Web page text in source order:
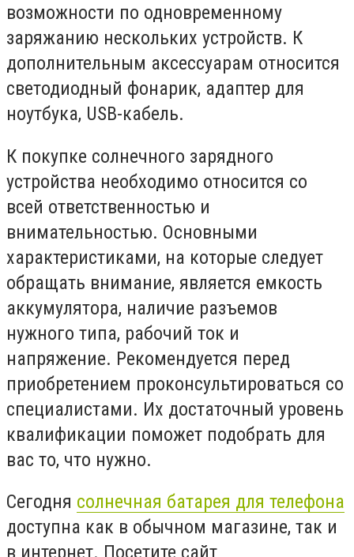
возможности по одновременному
заряжанию нескольких устройств. К
дополнительным аксессуарам относится
светодиодный фонарик, адаптер для
ноутбука, USB-кабель.
К покупке солнечного зарядного
устройства необходимо относится со
всей ответственностью и
внимательностью. Основными
характеристиками, на которые следует
обращать внимание, является емкость
аккумулятора, наличие разъемов
нужного типа, рабочий ток и
напряжение. Рекомендуется перед
приобретением проконсультироваться со
специалистами. Их достаточный уровень
квалификации поможет подобрать для
вас то, что нужно.
Сегодня солнечная батарея для телефона
доступна как в обычном магазине, так и
в интернет. Посетите сайт